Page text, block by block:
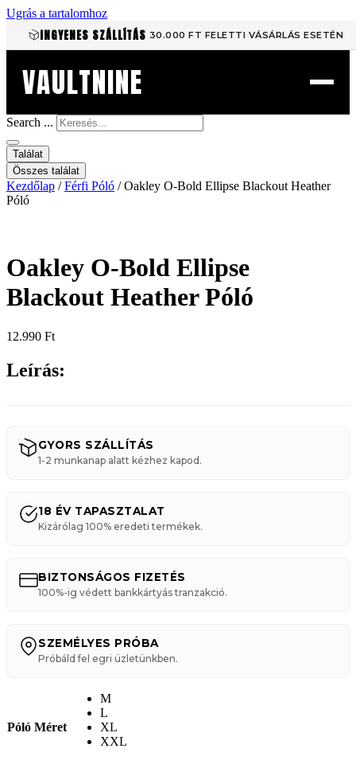
Ugrás a tartalomhoz
INGYENES SZÁLLÍTÁS 30.000 FT FELETTI VÁSÁRLÁS ESETÉN
VAULTNINE
Search ...
Találat
Összes találat
Kezdőlap /Férfi Póló / Oakley O-Bold Ellipse Blackout Heather
Póló
Oakley O-Bold Ellipse
Blackout Heather Póló
12.990 Ft
Leírás:
GYORS SZÁLLÍTÁS
1-2 munkanap alatt kézhez kapod.
18 ÉV TAPASZTALAT
Kizárólag 100% eredeti termékek.
BIZTONSÁGOS FIZETÉS
100%-ig védett bankkártyás tranzakció.
SZEMÉLYES PRÓBA
Próbáld fel egri üzletünkben.
Póló Méret
M
L
XL
XXL